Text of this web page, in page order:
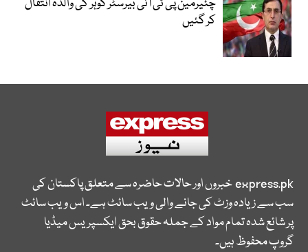
چئیرمین پی ٹی آئی بیرسٹر گوہر کی والدہ انتقال
کر گئیں
express.pkخبروں اور حالات حاضرہ سے متعلق پاکستان کی
سب سے زیادہ وزٹ کی جانے والی ویب سائٹ ہے۔ اس ویب سائٹ
پر شائع شدہ تمام مواد کے جملہ حقوق بحق ایکسپریس میڈیا
گروپ محفوظ ہیں۔